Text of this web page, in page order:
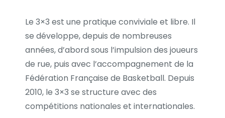
Le 3×3 est une pratique conviviale et libre. Il
se développe, depuis de nombreuses
années, d’abord sous l’impulsion des joueurs
de rue, puis avec l’accompagnement de la
Fédération Française de Basketball. Depuis
2010, le 3×3 se structure avec des
compétitions nationales et internationales.